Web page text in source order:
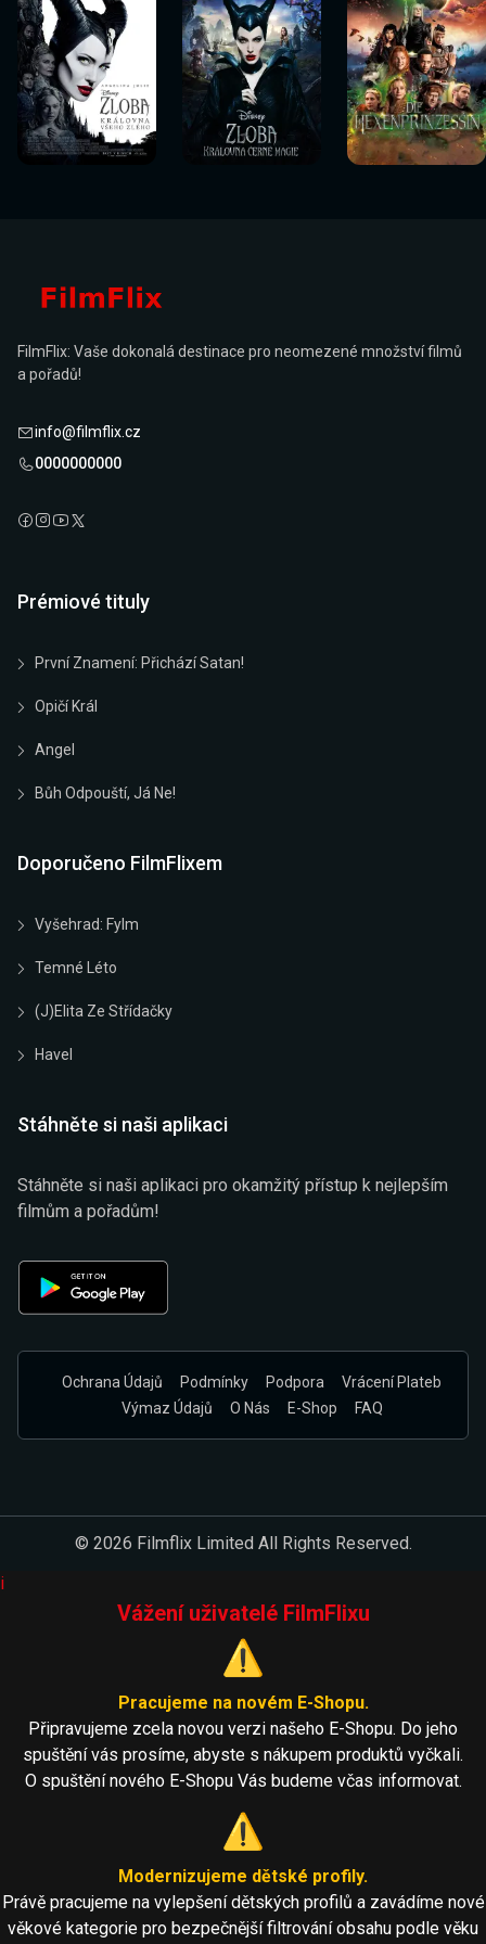
Sledovat
nyní
Sledovat
nyní
Sledovat
nyní
Sledovat
nyní
Sledovat
nyní
Sledovat
nyní
FilmFlix: Vaše dokonalá destinace pro neomezené množství filmů
a pořadů!
info@filmflix.cz
0000000000
Prémiové tituly
První Znamení: Přichází Satan!
Opičí Král
Angel
Bůh Odpouští, Já Ne!
Doporučeno FilmFlixem
Vyšehrad: Fylm
Temné Léto
(J)elita Ze Střídačky
Havel
Stáhněte si naši aplikaci
Stáhněte si naši aplikaci pro okamžitý přístup k nejlepším
filmům a pořadům!
Ochrana Údajů Podmínky Podpora
Vrácení Plateb
Výmaz Údajů
O Nás E-Shop FAQ
© 2026 Filmflix Limited All Rights Reserved.
i
Vážení uživatelé FilmFlixu
⚠️
Pracujeme na novém E-Shopu.
Připravujeme zcela novou verzi našeho E-Shopu. Do jeho
spuštění vás prosíme, abyste s nákupem produktů vyčkali.
O spuštění nového E-Shopu Vás budeme včas informovat.
⚠️
Modernizujeme dětské profily.
Právě pracujeme na vylepšení dětských profilů a zavádíme nové
věkové kategorie pro bezpečnější filtrování obsahu podle věku